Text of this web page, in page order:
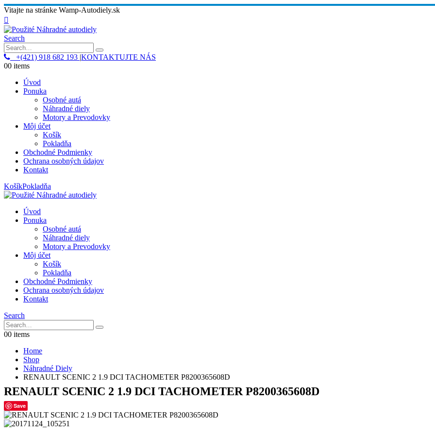
Vitajte na stránke Wamp-Autodiely.sk
Search
+(421) 918 682 193 |KONTAKTUJTE NÁS
00 items
Úvod
Ponuka
Osobné autá
Náhradné diely
Motory a Prevodovky
Môj účet
Košík
Pokladňa
Obchodné Podmienky
Ochrana osobných údajov
Kontakt
KošíkPokladňa
Úvod
Ponuka
Osobné autá
Náhradné diely
Motory a Prevodovky
Môj účet
Košík
Pokladňa
Obchodné Podmienky
Ochrana osobných údajov
Kontakt
Search
00 items
Home
Shop
Náhradné Diely
RENAULT SCENIC 2 1.9 DCI TACHOMETER P8200365608D
RENAULT SCENIC 2 1.9 DCI TACHOMETER P8200365608D
Save